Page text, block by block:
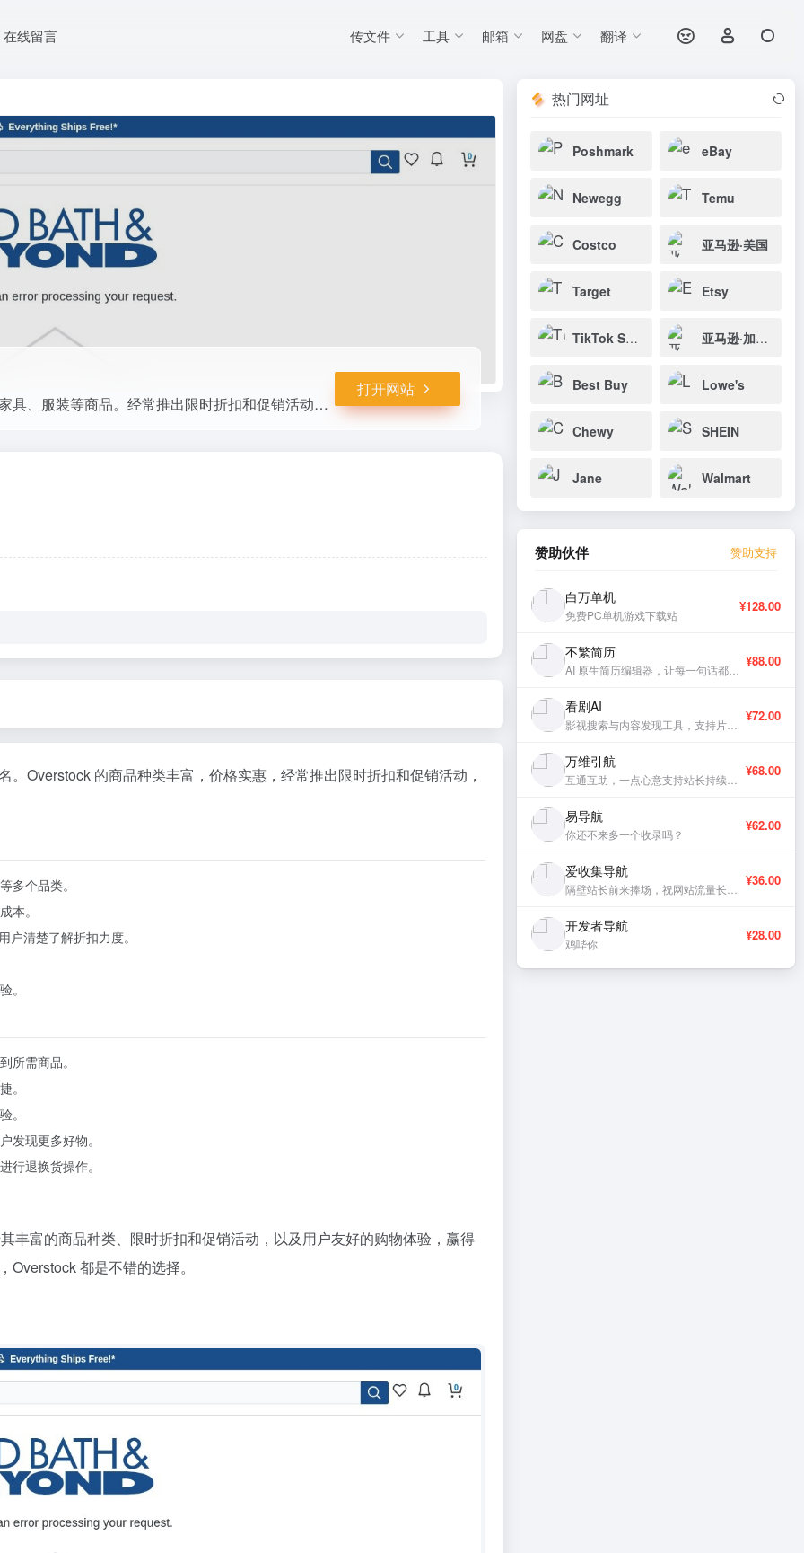
在线留言 传文件 工具 邮箱 网盘 翻译
知名的在线零售商，提供丰富多样的家居用品、家具、服装等商品。经常推出限时折扣和促销活动，价格透明，界面简洁易用，是购物的不二之选。
打开网站
Overstock 的商品种类丰富，价格实惠，经常推出限时折扣和促销活动，
多个品类。
本。
清楚了解折扣力度。
。
所需商品。
。
。
发现更多好物。
行退换货操作。
丰富的商品种类、限时折扣和促销活动，以及用户友好的购物体验，赢得
都是不错的选择。
热门网址
Poshmark eBay
Newegg Temu
Costco 亚马逊·美国
Target Etsy
TikTok Shop·美国 亚马逊·加拿大
Best Buy Lowe's
Chewy SHEIN
Jane Walmart
赞助伙伴 赞助支持
白万单机
免费PC单机游戏下载站
¥128.00
不繁简历 ¥88.00
看剧AI ¥72.00
万维引航 ¥68.00
易导航
你还不来多一个收录吗？
¥62.00
爱收集导航 ¥36.00
开发者导航
鸡哔你
¥28.00